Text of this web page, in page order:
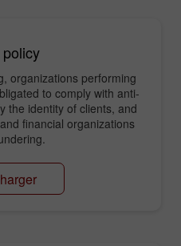
organizations performing
to comply with anti-
the identity of clients, and
financial organizations